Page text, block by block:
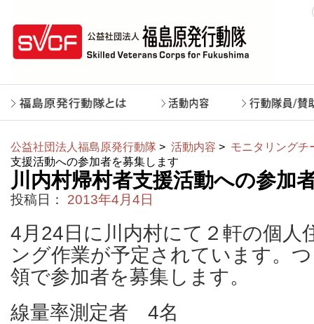
公益社団法人福島原発行動隊 > 活動内容 > モニタリングチ
支援活動への参加者を募集します
川内村帰村者支援活動への参加
投稿日： 2013年4月4日
4月24日に川内村にて２軒の個人
ング作業が予定されています。
領で参加者を募集します。
線量率測定者 4名